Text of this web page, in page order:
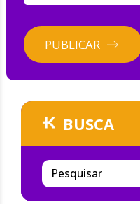
PUBLICAR
BUSCA
Pesquisar